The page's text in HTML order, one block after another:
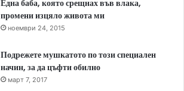
Една баба, която срещнах във влака,
промени изцяло живота ми
ноември 24, 2015
Подрежете мушкатото по този специален
начин, за да цъфти обилно
март 7, 2017